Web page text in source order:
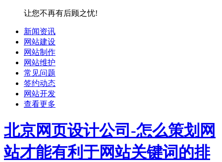
让您不再有后顾之忧!
新闻资讯
网站建设
网站制作
网站维护
常见问题
签约动态
网站开发
查看更多
北京网页设计公司-怎么策划网
站才能有利于网站关键词的排